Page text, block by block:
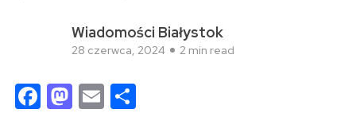
Wiadomości Białystok
28 czerwca, 2024 2 min read
Facebook
Mastodon
Email